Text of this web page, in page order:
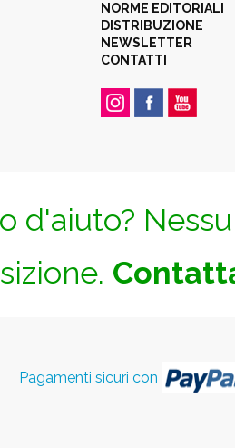
NORME EDITORIALI
DISTRIBUZIONE
NEWSLETTER
CONTATTI
d'aiuto?
Pagamenti sicuri con